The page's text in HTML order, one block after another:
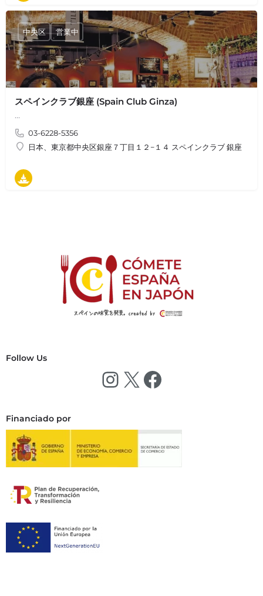
タパス
スペインクラブ銀座 (Spain Club Ginza)
…
03-6228-5356
日本、東京都中央区銀座７丁目１２−１４ スペインクラブ 銀座
中央区 営業中
Follow Us
Financiado por